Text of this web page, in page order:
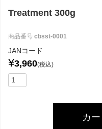
Treatment 300g
商品番号 cbsst-0001
JANコード
¥3,960 税込
カ